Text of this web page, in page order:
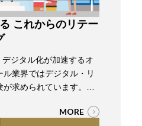
これからのリテー
ジタル化が加速するオ
業界ではデジタル・リ
求められています。本
客行動を包括的に把握
MORE